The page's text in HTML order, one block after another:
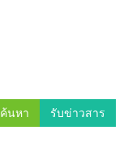
ค้นหา รับข่าวสาร